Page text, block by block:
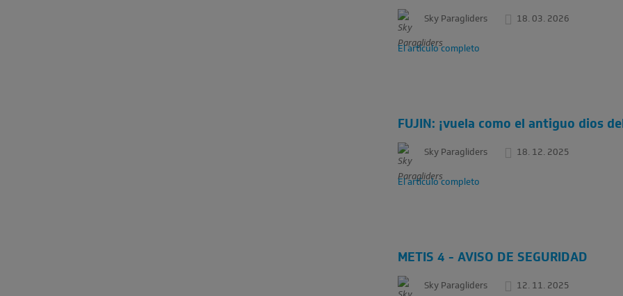
Sky Paragliders 18. 03. 2026
El artículo completo
FUJIN: ¡vuela como el antiguo dios
Sky Paragliders 18. 12. 2025
El artículo completo
METIS 4 - AVISO DE SEGURIDAD
Sky Paragliders 12. 11. 2025